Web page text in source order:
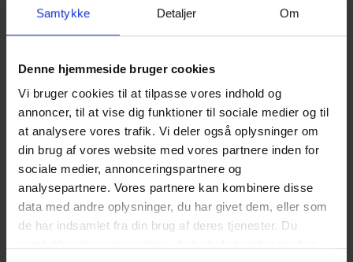
Samtykke Detaljer Om
Denne hjemmeside bruger cookies
Vi bruger cookies til at tilpasse vores indhold og
annoncer, til at vise dig funktioner til sociale medier og til
at analysere vores trafik. Vi deler også oplysninger om
din brug af vores website med vores partnere inden for
sociale medier, annonceringspartnere og
analysepartnere. Vores partnere kan kombinere disse
data med andre oplysninger, du har givet dem, eller som
de har indsamlet fra din brug af deres tjenester. Du
Außerdem ist ausreichend Platz zum Bolzen. Das Ferienhaus hat
HAUSTIERE:
Hunde sind nicht erlaubt.
GUT ZU WISSEN:
Keine Vermietungen für Jugendgruppen.
Kostenlose Parkplätze vor dem Haus.
Teilweise geschlossene Terrasse.
Verbrauchsabrechnung nach Ablesung.
Der Wasserverbrauch ist im Preis inbegriffen.